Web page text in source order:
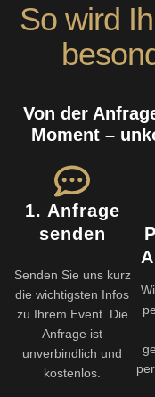
So wird
Von der
Moment –
1. Anfrage
senden
Senden Sie uns kurz
die wichtigsten Infos
zu Ihrem Event. Die
Anfrage ist
unverbindlich und
kostenlos.